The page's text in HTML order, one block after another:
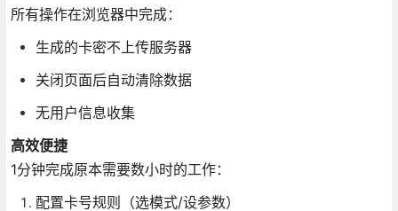
所有操作在浏览器中完成：
生成的卡密不上传服务器
关闭页面后自动清除数据
无用户信息收集
高效便捷
1分钟完成原本需要数小时的工作：
配置卡号规则（选模式/设参数）